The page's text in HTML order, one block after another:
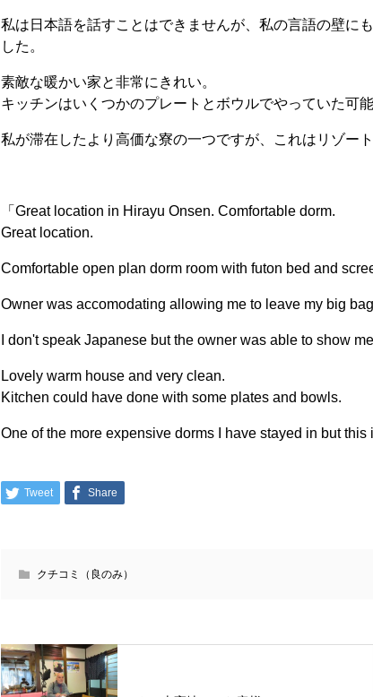
私は日本語を話すことはできませんが、私の言語の壁に
した。
素敵な暖かい家と非常にきれい。
キッチンはいくつかのプレートとボウルでやっていた可能
私が滞在したより高価な寮の一つですが、これはリゾー
「Great location in Hirayu Onsen. Comfortable dorm.
Great location.
Comfortable open plan dorm room with futon bed and
Owner was accomodating allowing me to leave my big
I don't speak Japanese but the owner was able to show
Lovely warm house and very clean.
Kitchen could have done with some plates and bowls.
One of the more expensive dorms I have stayed in but this
Tweet Share
クチコミ（良のみ）